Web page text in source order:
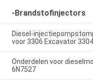
-Brandstofinjectors
Diesel-
voor 3306 Excavator
Onderdelen voor
6N7527